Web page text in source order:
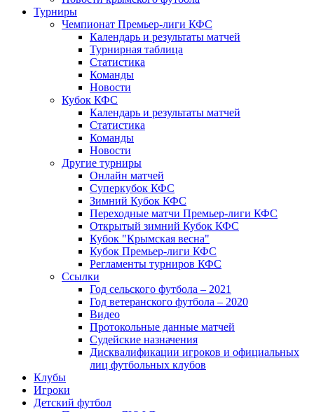
Турниры
Чемпионат Премьер-лиги КФС
Календарь и результаты матчей
Турнирная таблица
Статистика
Команды
Новости
Кубок КФС
Календарь и результаты матчей
Статистика
Команды
Новости
Другие турниры
Онлайн матчей
Суперкубок КФС
Зимний Кубок КФС
Переходные матчи Премьер-лиги КФС
Открытый зимний Кубок КФС
Кубок "Крымская весна"
Кубок Премьер-лиги КФС
Регламенты турниров КФС
Ссылки
Год сельского футбола – 2021
Год ветеранского футбола – 2020
Видео
Протокольные данные матчей
Судейские назначения
Дисквалификации игроков и официальных
лиц футбольных клубов
Клубы
Игроки
Детский футбол